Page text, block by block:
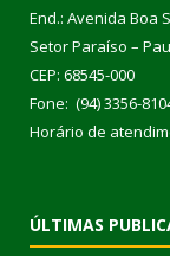
End.: Avenida Boa
Setor Paraíso – Pau
CEP: 68545-000
Fone: (94) 3356-
Horário de
ÚLTIMAS